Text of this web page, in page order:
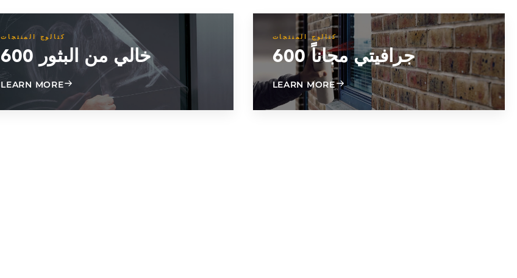
كتالوج المنتجات
خالي من البثور 600
LEARN MOREABOUT BLISTER FREE 600
كتالوج المنتجات
جرافيتي مجاناً 600
LEARN MOREABOUT GRAFFITI FREE 600